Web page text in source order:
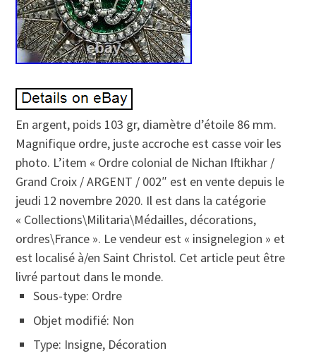
En argent, poids 103 gr, diamètre d’étoile 86 mm.
Magnifique ordre, juste accroche est casse voir les
photo. L’item « Ordre colonial de Nichan Iftikhar /
Grand Croix / ARGENT / 002″ est en vente depuis le
jeudi 12 novembre 2020. Il est dans la catégorie
« Collections\Militaria\Médailles, décorations,
ordres\France ». Le vendeur est « insignelegion » et
est localisé à/en Saint Christol. Cet article peut être
livré partout dans le monde.
Sous-type: Ordre
Objet modifié: Non
Type: Insigne, Décoration